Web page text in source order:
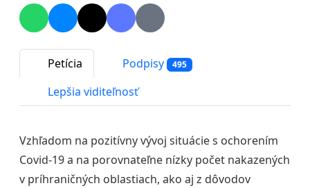
Petícia Podpisy 495
Lepšia viditeľnosť
Vzhľadom na pozitívny vývoj situácie s ochorením
Covid-19 a na porovnateľne nízky počet nakazených
v príhraničných oblastiach, ako aj z dôvodov